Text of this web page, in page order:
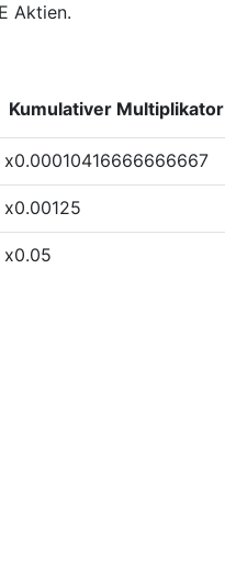
Aktien.
Kumulativer Multiplikator
x0.00010416666666667
x0.00125
x0.05